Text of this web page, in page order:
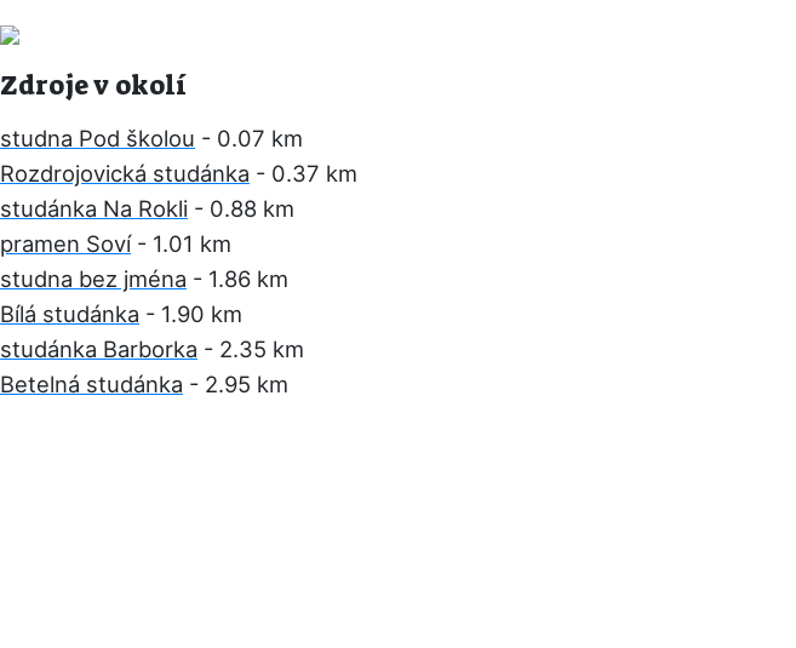
Zdroje v okolí
studna Pod školou - 0.07 km
Rozdrojovická studánka - 0.37 km
studánka Na Rokli - 0.88 km
pramen Soví- 1.01 km
studna bez jména - 1.86 km
Bílá studánka - 1.90 km
studánka Barborka - 2.35 km
Betelná studánka - 2.95 km